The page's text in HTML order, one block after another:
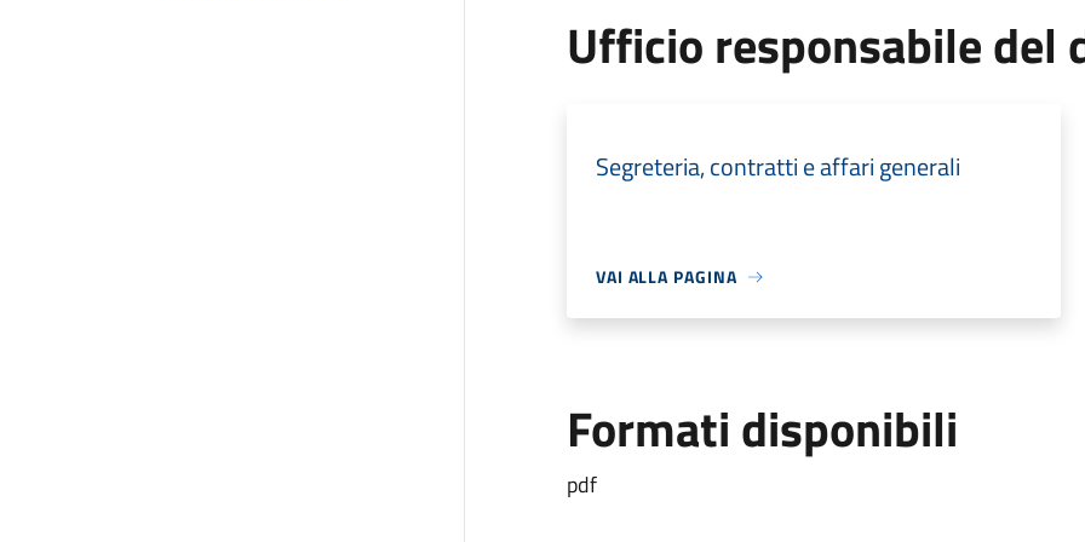
Ufficio responsabile del
Segreteria, contratti e affari generali
VAI ALLA PAGINA
Formati disponibili
pdf